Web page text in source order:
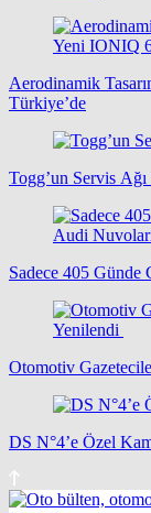
Aerodinamik
Türkiye’de
Togg’un Servis
Sadece 405
Otomotiv
DS N°4’e Özel